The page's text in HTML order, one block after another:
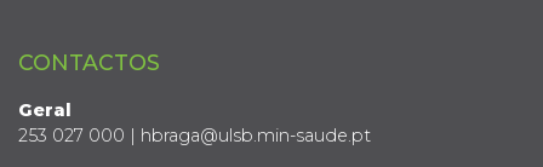
CONTACTOS
Geral
253 027 000 | hbraga@ulsb.min-saude.pt